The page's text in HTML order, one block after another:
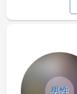
男性